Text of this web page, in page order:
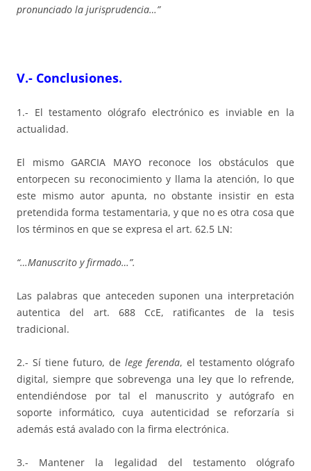
pronunciado la jurisprudencia…”
V.- Conclusiones.
1.- El testamento ológrafo electrónico es inviable en la
actualidad.
El mismo GARCIA MAYO reconoce los obstáculos que
entorpecen su reconocimiento y llama la atención, lo que
este mismo autor apunta, no obstante insistir en esta
pretendida forma testamentaria, y que no es otra cosa que
los términos en que se expresa el art. 62.5 LN:
“…Manuscrito y firmado…”.
Las palabras que anteceden suponen una interpretación
autentica del art. 688 CcE, ratificantes de la tesis
tradicional.
2.- Sí tiene futuro, de lege ferenda, el testamento ológrafo
digital, siempre que sobrevenga una ley que lo refrende,
entendiéndose por tal el manuscrito y autógrafo en
soporte informático, cuya autenticidad se reforzaría si
además está avalado con la firma electrónica.
3.- Mantener la legalidad del testamento ológrafo